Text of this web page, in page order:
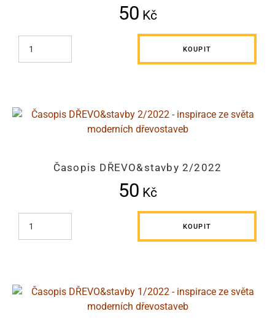
50 Kč
KOUPIT
Časopis DŘEVO&stavby 2/2022
50 Kč
KOUPIT